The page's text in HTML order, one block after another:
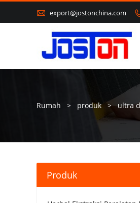
 export@jostonchina.com 
Rumah > produk > ultra
Produk